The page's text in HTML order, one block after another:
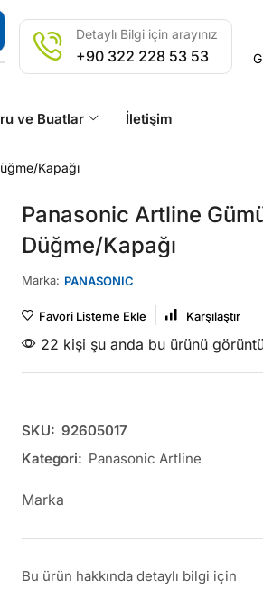
Detaylı Bilgi için arayınız
+90 322 228 53 53
ve Buatlar İletişim
Kapağı
Panasonic Artline
Düğme/Kapağı
Marka: PANASONIC
Favori Listeme Ekle Karşılaştır
22 kişi şu anda bu ürünü
SKU: 92605017
Kategori: Panasonic Artline
Marka
Bu ürün hakkında detaylı bilgi için